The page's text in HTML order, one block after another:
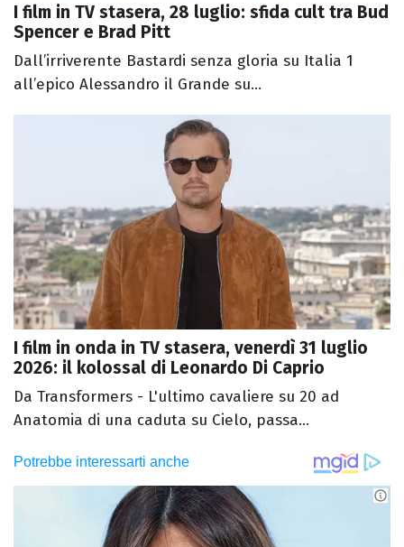
I film in TV stasera, 28 luglio: sfida cult tra Bud
Spencer e Brad Pitt
Dall’irriverente Bastardi senza gloria su Italia 1
all’epico Alessandro il Grande su...
I film in onda in TV stasera, venerdì 31 luglio
2026: il kolossal di Leonardo Di Caprio
Da Transformers - L'ultimo cavaliere su 20 ad
Anatomia di una caduta su Cielo, passa...